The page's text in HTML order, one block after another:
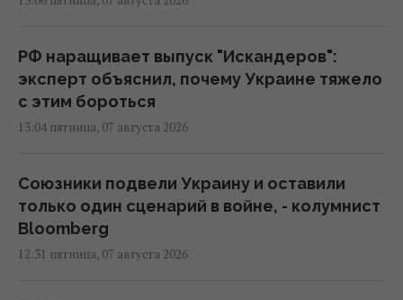
РФ наращивает выпуск "Искандеров":
эксперт объяснил, почему Украине тяжело
с этим бороться
13:04 пятница, 07 августа 2026
Союзники подвели Украину и оставили
только один сценарий в войне, - колумнист
Bloomberg
12:31 пятница, 07 августа 2026